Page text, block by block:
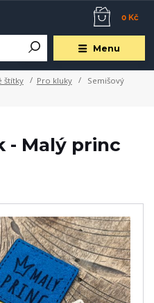
Menu
0 Kč
štítky Pro kluky
Semišový
- Malý princ